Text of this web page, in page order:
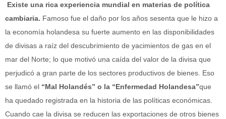
Existe una rica experiencia mundial en materias de política
cambiaria. Famoso fue el daño por los años sesenta que le hizo a
la economía holandesa su fuerte aumento en las disponibilidades
de divisas a raíz del descubrimiento de yacimientos de gas en el
mar del Norte; lo que motivó una caída del valor de la divisa que
perjudicó a gran parte de los sectores productivos de bienes. Eso
se llamó el “Mal Holandés” o la “Enfermedad Holandesa”que
ha quedado registrada en la historia de las políticas económicas.
Cuando cae la divisa se reducen las exportaciones de otros bienes